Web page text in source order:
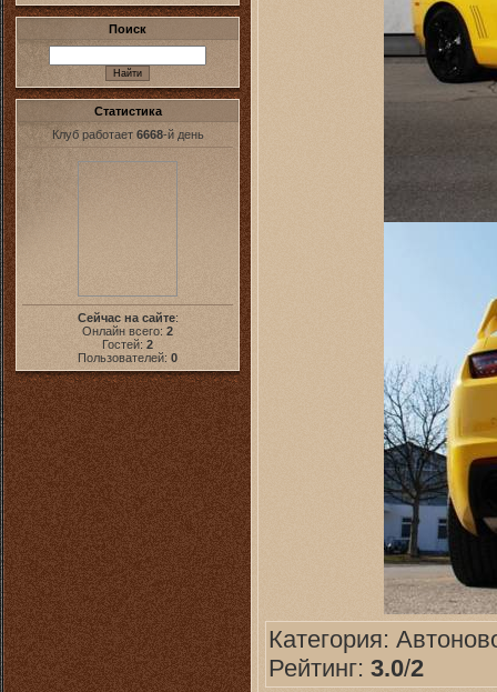
Поиск
Статистика
Клуб работает 6668-й день
Сейчас на сайте:
Онлайн всего: 2
Гостей: 2
Пользователей: 0
Категория:
Рейтинг: 3.0/2